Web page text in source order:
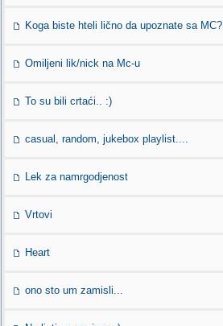
Koga biste hteli lično da upoznate sa MC?
Omiljeni lik/nick na Mc-u
To su bili crtaći.. :)
casual, random, jukebox playlist....
Lek za namrgodjenost
Vrtovi
Heart
ono sto um zamisli...